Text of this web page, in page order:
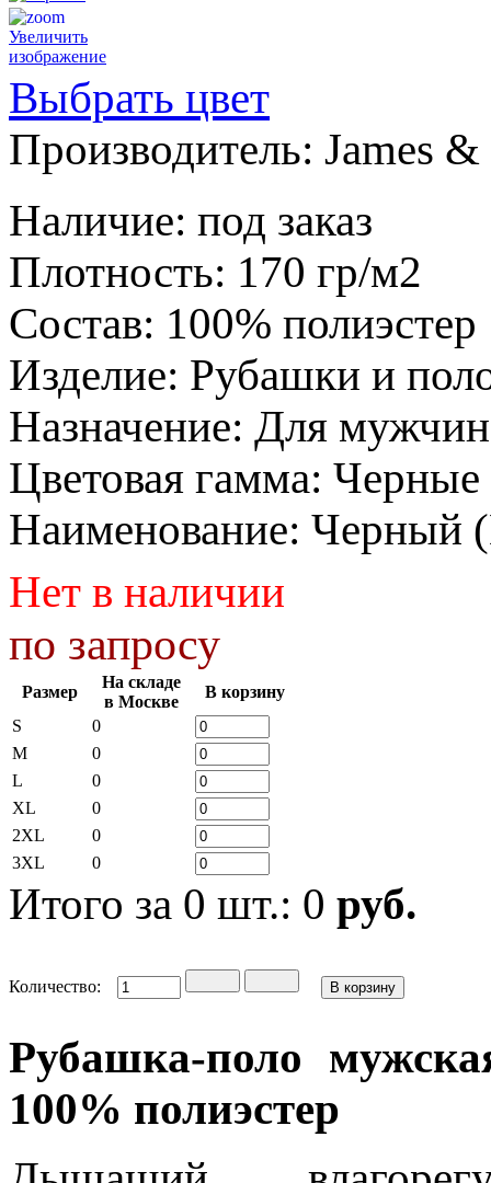
Увеличить
изображение
Выбрать цвет
Производитель: James
Наличие: под заказ
Плотность: 170 гр/м2
Состав: 100% полиэстер
Изделие: Рубашки и
Назначение: Для мужчин
Цветовая гамма: Черные
Наименование: Черный
Нет в наличии
по запросу
Размер
На складе
в Москве
В корзину
S
0
M
0
L
0
XL
0
2XL
0
3XL
0
Итого за 0 шт.: 0 руб.
Количество:
Рубашка-поло
100% полиэстер